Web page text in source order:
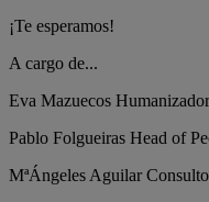
¡Te esperamos!
A cargo de...
Eva Mazuecos
Pablo Folgueiras Head of
MªÁngeles Aguilar